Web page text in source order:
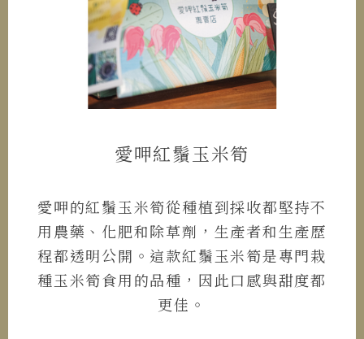
愛呷紅鬚玉米筍
愛呷的紅鬚玉米筍從種植到採收都堅持不
用農藥、化肥和除草劑，生產者和生產歷
程都透明公開。這款紅鬚玉米筍是專門栽
種玉米筍食用的品種，因此口感與甜度都
更佳。